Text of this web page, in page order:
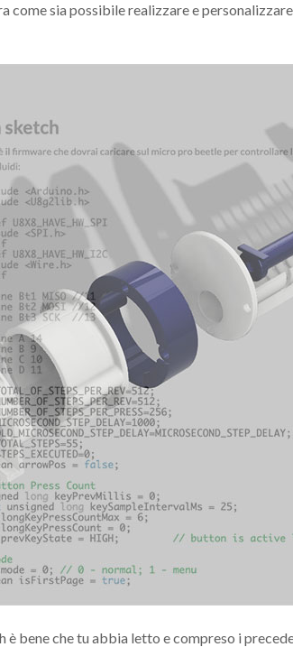
come sia possibile realizzare e
è bene che tu abbia letto e compreso i